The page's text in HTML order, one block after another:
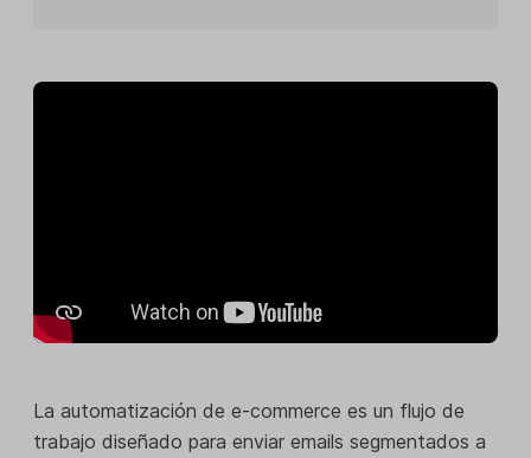
La automatización de e-commerce es un flujo de
trabajo diseñado para enviar emails segmentados a